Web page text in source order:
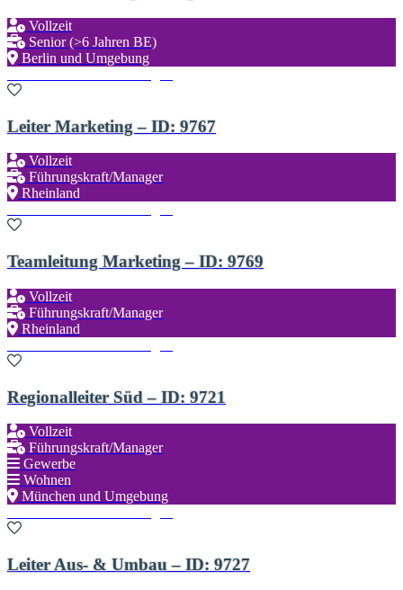
Vollzeit
Senior (>6 Jahren BE)
Berlin und Umgebung
Leiter Marketing – ID: 9767
Vollzeit
Führungskraft/Manager
Rheinland
Teamleitung Marketing – ID: 9769
Vollzeit
Führungskraft/Manager
Rheinland
Regionalleiter Süd – ID: 9721
Vollzeit
Führungskraft/Manager
Gewerbe
Wohnen
München und Umgebung
Leiter Aus- & Umbau – ID: 9727